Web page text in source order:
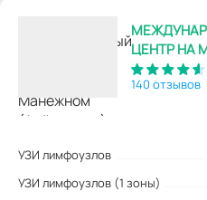
ЦЕНТР НА
140 отзывов
УЗИ лимфоузлов
УЗИ лимфоузлов (1 зоны)